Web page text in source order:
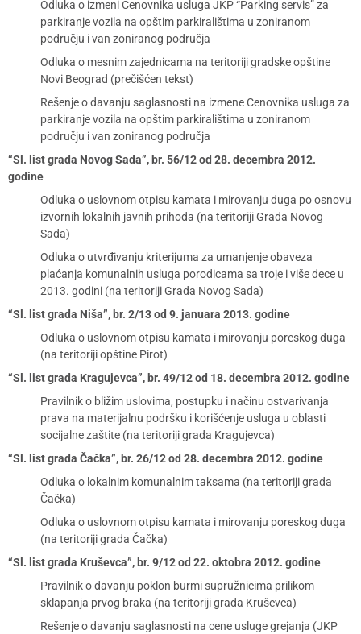
Odluka o izmeni Cenovnika usluga JKP “Parking servis” za
parkiranje vozila na opštim parkiralištima u zoniranom
području i van zoniranog područja
Odluka o mesnim zajednicama na teritoriji gradske opštine
Novi Beograd (prečišćen tekst)
Rešenje o davanju saglasnosti na izmene Cenovnika usluga za
parkiranje vozila na opštim parkiralištima u zoniranom
području i van zoniranog područja
“Sl. list grada Novog Sada”, br. 56/12 od 28. decembra 2012.
godine
Odluka o uslovnom otpisu kamata i mirovanju duga po osnovu
izvornih lokalnih javnih prihoda (na teritoriji Grada Novog
Sada)
Odluka o utvrđivanju kriterijuma za umanjenje obaveza
plaćanja komunalnih usluga porodicama sa troje i više dece u
2013. godini (na teritoriji Grada Novog Sada)
“Sl. list grada Niša”, br. 2/13 od 9. januara 2013. godine
Odluka o uslovnom otpisu kamata i mirovanju poreskog duga
(na teritoriji opštine Pirot)
“Sl. list grada Kragujevca”, br. 49/12 od 18. decembra 2012. godine
Pravilnik o bližim uslovima, postupku i načinu ostvarivanja
prava na materijalnu podršku i korišćenje usluga u oblasti
socijalne zaštite (na teritoriji grada Kragujevca)
“Sl. list grada Čačka”, br. 26/12 od 28. decembra 2012. godine
Odluka o lokalnim komunalnim taksama (na teritoriji grada
Čačka)
Odluka o uslovnom otpisu kamata i mirovanju poreskog duga
(na teritoriji grada Čačka)
“Sl. list grada Kruševca”, br. 9/12 od 22. oktobra 2012. godine
Pravilnik o davanju poklon burmi supružnicima prilikom
sklapanja prvog braka (na teritoriji grada Kruševca)
Rešenje o davanju saglasnosti na cene usluge grejanja (JKP